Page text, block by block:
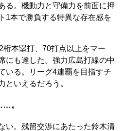
る。機動力と守備力を前面に押
1本で勝負する特異な存在感を
本塁打、70打点以上をマー
にも達した。強力広島打線の中
いる。リーグ4連覇を目指すチ
といえるだろう。
。
い。残留交渉にあたった鈴木清